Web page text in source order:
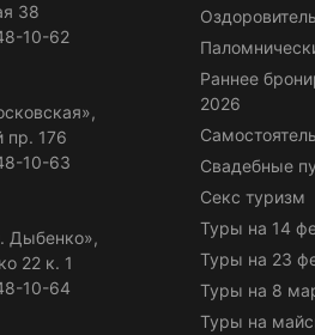
38
10-62
пр. 176
10-63
Дыбенко»,
22 к. 1
10-64
Раннее
2026
Свадебные
Секс туризм
Туры на 14
Туры на 23
Туры на 8
Туры на